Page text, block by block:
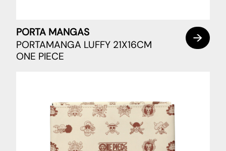
PORTA MANGAS
PORTAMANGA LUFFY 21X16CM
ONE PIECE